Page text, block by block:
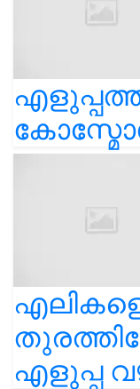
എളുപ്പ